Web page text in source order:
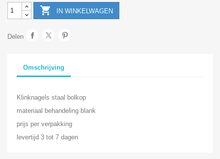
 IN WINKELWAGEN
Delen
Omschrijving
Klinknagels staal bolkop
materiaal behandeling blank
prijs per verpakking
levertijd 3 tot 7 dagen